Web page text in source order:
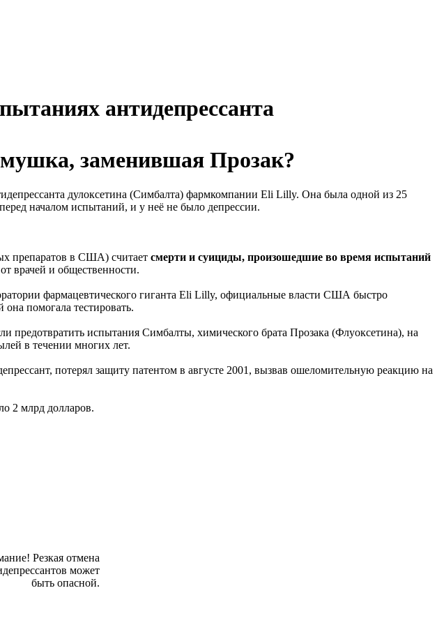
антидепрессанта
заменившая Прозак?
дулоксетина (Симбалта) фармкомпании Eli Lilly. Она была одной из 25
началом испытаний, и у неё не было депрессии.
препаратов в США) считает смерти и суициды, произошедшие во время испытаний
врачей и общественности.
фармацевтического гиганта Eli Lilly, официальные власти США быстро
помогала тестировать.
испытания Симбалты, химического брата Прозака (Флуоксетина), на
в течении многих лет.
потерял защиту патентом в августе 2001, вызвав ошеломительную реакцию на
2 млрд долларов.
Резкая отмена
может
быть опасной.